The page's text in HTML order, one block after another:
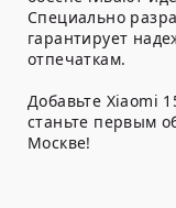
Специально
гарантирует
отпечаткам.
Добавьте Xiaomi
станьте первым
Москве!